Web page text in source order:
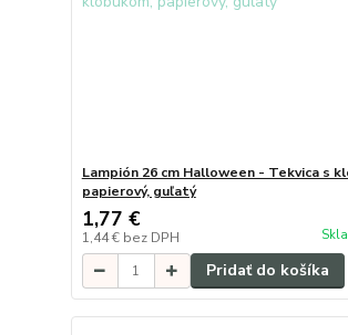
Lampión 26 cm Halloween - Tekvica s
papierový, guľatý
1,77 €
1,44 € bez DPH
Pridať do košíka